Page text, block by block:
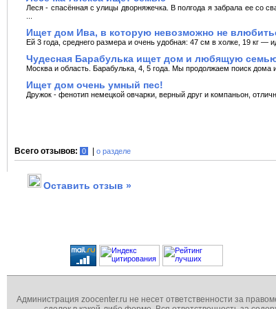
Леся - спасённая с улицы дворняжечка. В полгода я забрала ее со
...
Ищет дом Ива, в которую невозможно не
Ей 3 года, среднего размера и очень удобная: 47 см в холке, 19 кг
Чудесная Барабулька ищет дом и любящую
Москва и область. Барабулька, 4, 5 года. Мы продолжаем поиск дома
Ищет дом очень умный пес!
Дружок - фенотип немецкой овчарки, верный друг и компаньон,
Всего отзывов: 0 | о разделе
Оставить отзыв »
Администрация zoocenter.ru не несет ответственности за